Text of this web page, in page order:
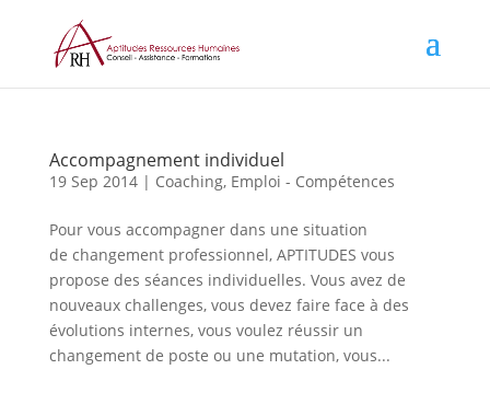
Accompagnement individuel
19 Sep 2014| Coaching, Emploi - Compétences
Pour vous accompagner dans une situation
de changement professionnel, APTITUDES vous
propose des séances individuelles. Vous avez de
nouveaux challenges, vous devez faire face à des
évolutions internes, vous voulez réussir un
changement de poste ou une mutation, vous...